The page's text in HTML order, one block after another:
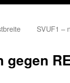
SVUF1 –
gegen